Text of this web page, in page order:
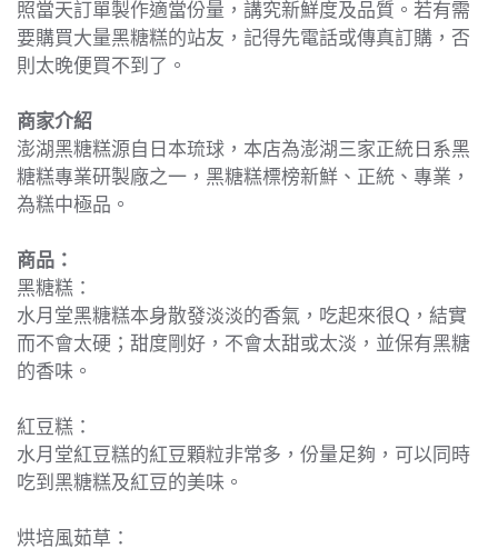
照當天訂單製作適當份量，講究新鮮度及品質。若有需
要購買大量黑糖糕的站友，記得先電話或傳真訂購，否
則太晚便買不到了。
商家介紹
澎湖黑糖糕源自日本琉球，本店為澎湖三家正統日系黑
糖糕專業研製廠之一，黑糖糕標榜新鮮、正統、專業，
為糕中極品。
商品：
黑糖糕：
水月堂黑糖糕本身散發淡淡的香氣，吃起來很Q，結實
而不會太硬；甜度剛好，不會太甜或太淡，並保有黑糖
的香味。
紅豆糕：
水月堂紅豆糕的紅豆顆粒非常多，份量足夠，可以同時
吃到黑糖糕及紅豆的美味。
烘培風茹草：